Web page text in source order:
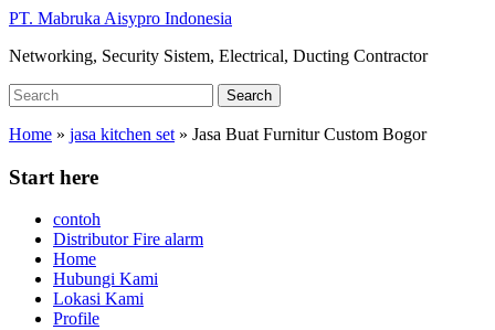
Skip
main
PT. Mabruka Aisypro Indonesia
Networking, Security Sistem, Electrical, Ducting Contractor
Search
for:
Search
Home » jasa kitchen set » Jasa Buat Furnitur Custom Bogor
Start here
contoh
Distributor Fire alarm
Home
Hubungi Kami
Lokasi Kami
Profile